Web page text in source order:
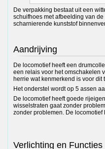
De verpakking bestaat uit een
schuifhoes met afbeelding van
scharnierende kunststof
Aandrijving
De locomotief heeft een
een relais voor het omschakelen
herrie wat kenmerkend is voor
Het onderstel wordt op 5 assen
De locomotief heeft goede
wisselstraten gaat zonder
zonder problemen. De
Verlichting en Functies